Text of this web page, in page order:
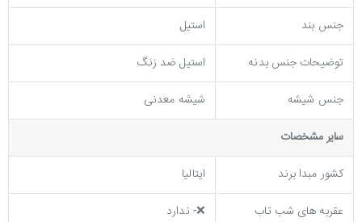
جنس بند
استیل
توضيحات جنس بدنه
استیل ضد زنگ
جنس شیشه
شیشه معدنی
ساير مشخصات
کشور مبدا برند
ایتالیا
عقربه های شب تاب
❌- ندارد